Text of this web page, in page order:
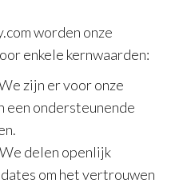
worden onze
enkele kernwaarden:
zijn er voor onze
een ondersteunende
We delen openlijk
om het vertrouwen